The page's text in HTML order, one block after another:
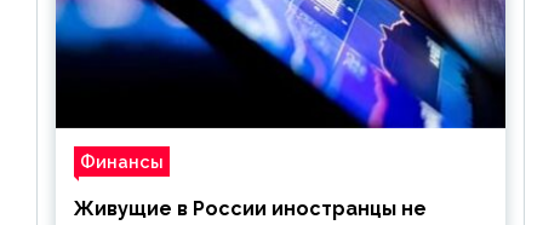
Финансы
Живущие в России иностранцы не